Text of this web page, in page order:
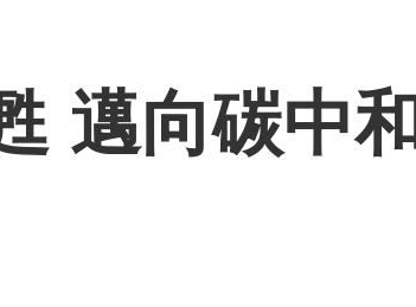
邁向碳中和